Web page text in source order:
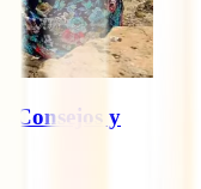
Consejos y